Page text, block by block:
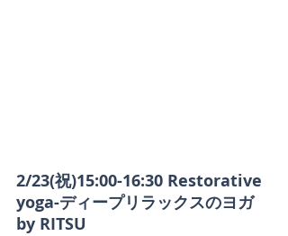
2/23(祝)15:00-16:30 Restorative
yoga-ディープリラックスのヨガ
by RITSU